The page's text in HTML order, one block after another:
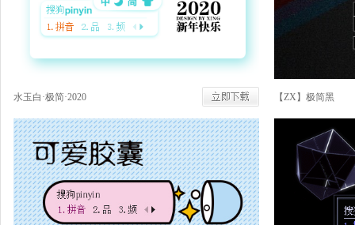
水玉白·极简·2020 【ZX】极简黑